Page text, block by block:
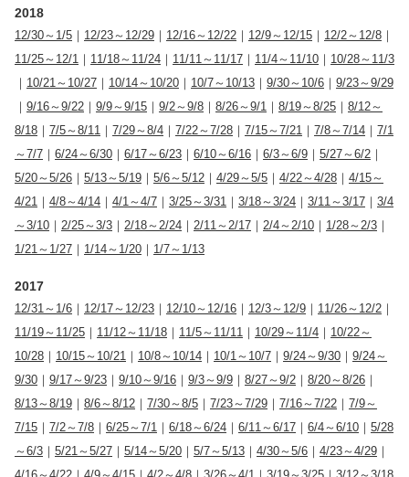
2018
12/30～1/5 ｜ 12/23～12/29 ｜ 12/16～12/22 ｜ 12/9～12/15 ｜ 12/2～12/8 ｜
11/25～12/1 ｜ 11/18～11/24 ｜ 11/11～11/17 ｜ 11/4～11/10 ｜ 10/28～11/3
｜ 10/21～10/27 ｜ 10/14～10/20 ｜ 10/7～10/13 ｜ 9/30～10/6 ｜ 9/23～9/29
｜ 9/16～9/22 ｜ 9/9～9/15 ｜ 9/2～9/8 ｜ 8/26～9/1 ｜ 8/19～8/25 ｜ 8/12～
8/18 ｜ 7/5～8/11 ｜ 7/29～8/4 ｜ 7/22～7/28 ｜ 7/15～7/21 ｜ 7/8～7/14 ｜ 7/1
～7/7 ｜ 6/24～6/30 ｜ 6/17～6/23 ｜ 6/10～6/16 ｜ 6/3～6/9 ｜ 5/27～6/2 ｜
5/20～5/26 ｜ 5/13～5/19 ｜ 5/6～5/12 ｜ 4/29～5/5 ｜ 4/22～4/28 ｜ 4/15～
4/21 ｜ 4/8～4/14 ｜ 4/1～4/7 ｜ 3/25～3/31 ｜ 3/18～3/24 ｜ 3/11～3/17 ｜ 3/4
～3/10 ｜ 2/25～3/3 ｜ 2/18～2/24 ｜ 2/11～2/17 ｜ 2/4～2/10 ｜ 1/28～2/3 ｜
1/21～1/27 ｜ 1/14～1/20 ｜ 1/7～1/13
2017
12/31～1/6 ｜ 12/17～12/23 ｜ 12/10～12/16 ｜ 12/3～12/9 ｜ 11/26～12/2 ｜
11/19～11/25 ｜ 11/12～11/18 ｜ 11/5～11/11 ｜ 10/29～11/4 ｜ 10/22～
10/28 ｜ 10/15～10/21 ｜ 10/8～10/14 ｜ 10/1～10/7 ｜ 9/24～9/30 ｜ 9/24～
9/30 ｜ 9/17～9/23 ｜ 9/10～9/16 ｜ 9/3～9/9 ｜ 8/27～9/2 ｜ 8/20～8/26 ｜
8/13～8/19 ｜ 8/6～8/12 ｜ 7/30～8/5 ｜ 7/23～7/29 ｜ 7/16～7/22 ｜ 7/9～
7/15 ｜ 7/2～7/8 ｜ 6/25～7/1 ｜ 6/18～6/24 ｜ 6/11～6/17 ｜ 6/4～6/10 ｜ 5/28
～6/3 ｜ 5/21～5/27 ｜ 5/14～5/20 ｜ 5/7～5/13 ｜ 4/30～5/6 ｜ 4/23～4/29 ｜